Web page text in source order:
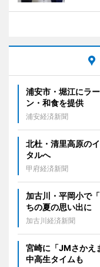
浦安市・堀江にラ
ン・和食を提供
浦安経済新聞
北杜・清里高原の
タルへ
甲府経済新聞
加古川・平岡小で
ちの夏の思い出に
加古川経済新聞
宮崎に「JMさかえ
中高生タイムも